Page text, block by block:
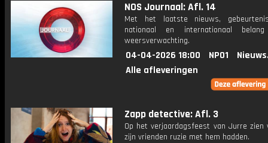
NOS Journaal: Afl. 14
Met het laatste nieuws,
nationaal en internationaal
weersverwachting.
04-04-2026 18:00 NPO1
Alle afleveringen
Zapp detective: Afl. 3
Op het verjaardagsfeest van Jurre
zijn vrienden ruzie met hem hadden.